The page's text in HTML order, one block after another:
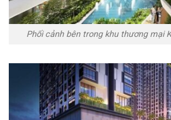
Phối cảnh bên trong khu thương mại